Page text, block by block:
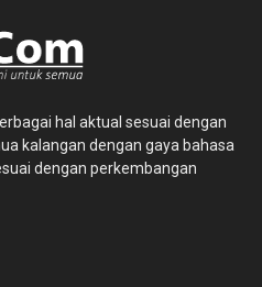
hal aktual sesuai dengan
kalangan dengan gaya bahasa
dengan perkembangan